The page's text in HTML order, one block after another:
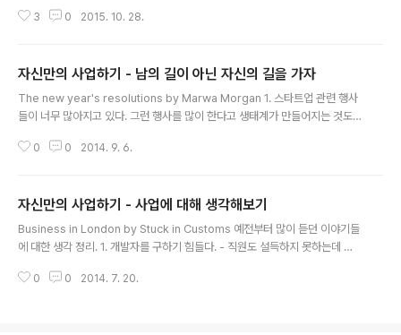
만 자문을 받으면 좋을 것 같다. - 자문(멘토링)은 어떤 사안에 대한 의견을 묻는
가 해야지 자문가(멘토)가 하는 것이 아니다. . - 자문의 결과가 나쁘거나 좋거나
에 따라 사업이 달라지지 않는다.어떤 문의에 대해서도 냉정하게 이야기 하는
편이지만, 자문의 결과로 인해 사업이 달라지지는 않는다. 자문가(멘토)가 좋게
3 0 2015. 10. 28.
자신만의 사업하기 - 남의 길이 아닌 자신의 길을 가자
The new year's resolutions by Marwa Morgan 1. 스타트업 관련 행사
들이 너무 많아지고 있다. 그런 행사를 많이 한다고 생태계가 만들어지는 것도
제를 해결하고 싶으면 현장으로 가야한다. 시간이 있다면 가끔씩이라도 스타트
링은 필요없다. 내가 아는 한 경영학에서 알려주는 대부분의 지식들은 대기업이
나 중견기업들을 위한 내용들이다. 이걸 스타트업에 적용하려면 군더더기를 다
배제하고 원리 중심으로 가야한다. 힘을 빼고 문제를 가지고 있는 사람과 같은
0 0 2014. 9. 6.
자신만의 사업하기 - 사업에 대해 생각해보기
Business in London by Stuck in Customs 예전부터 많이 듣던 이야기들
에 대한 생각 정리. 1. 개발자를 구하기 힘들다. - 직원도 설득하지 못하는데 고
심인력에 대한 확보는 기업이 커져도 항상 고민스러운 문제다. 2. 개발을 몰라
0 0 2014. 7. 20.